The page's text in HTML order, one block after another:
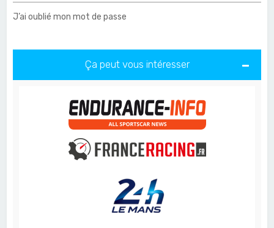
J’ai oublié mon mot de passe
Ça peut vous intéresser